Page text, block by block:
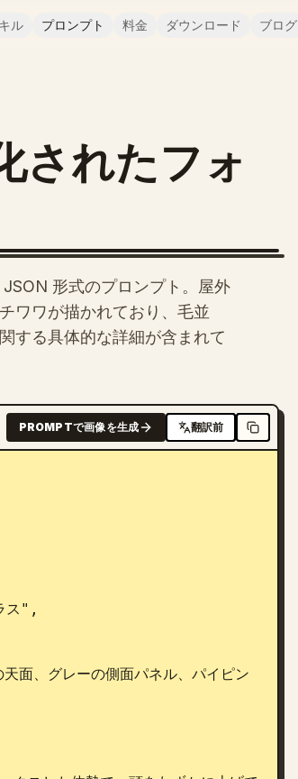
ル プロンプト 料金 ダウンロード ブログ
されたフォ
形式のプロンプト。屋外
ワワが描かれており、毛並
する具体的な詳細が含まれて
PROMPTで画像を生成 翻訳前